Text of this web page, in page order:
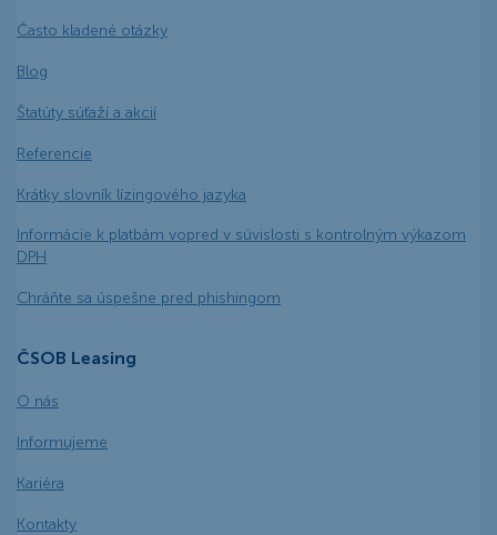
Často kladené otázky
Blog
Štatúty súťaží a akcií
Referencie
Krátky slovník lízingového jazyka
Informácie k platbám vopred v súvislosti s kontrolným výkazom
DPH
Chráňte sa úspešne pred phishingom
ČSOB Leasing
O nás
Informujeme
Kariéra
Kontakty